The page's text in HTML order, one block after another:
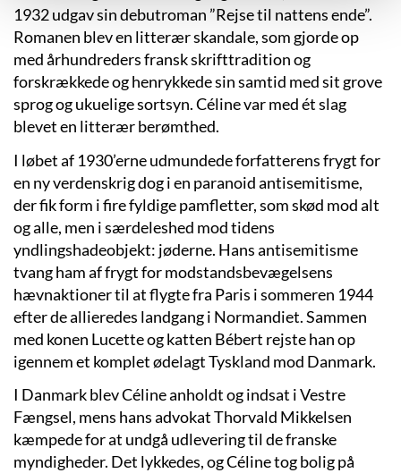
1932 udgav sin debutroman ”Rejse til nattens ende”.
Romanen blev en litterær skandale, som gjorde op
med århundreders fransk skrifttradition og
forskrækkede og henrykkede sin samtid med sit grove
sprog og ukuelige sortsyn. Céline var med ét slag
blevet en litterær berømthed.
I løbet af 1930’erne udmundede forfatterens frygt for
en ny verdenskrig dog i en paranoid antisemitisme,
der fik form i fire fyldige pamfletter, som skød mod alt
og alle, men i særdeleshed mod tidens
yndlingshadeobjekt: jøderne. Hans antisemitisme
tvang ham af frygt for modstandsbevægelsens
hævnaktioner til at flygte fra Paris i sommeren 1944
efter de allieredes landgang i Normandiet. Sammen
med konen Lucette og katten Bébert rejste han op
igennem et komplet ødelagt Tyskland mod Danmark.
I Danmark blev Céline anholdt og indsat i Vestre
Fængsel, mens hans advokat Thorvald Mikkelsen
kæmpede for at undgå udlevering til de franske
myndigheder. Det lykkedes, og Céline tog bolig på